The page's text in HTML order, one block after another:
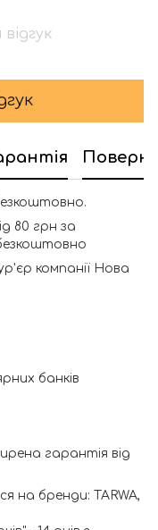
80 грн за
компанії Нова
банків
гарантія від
на бренди: TARWA,